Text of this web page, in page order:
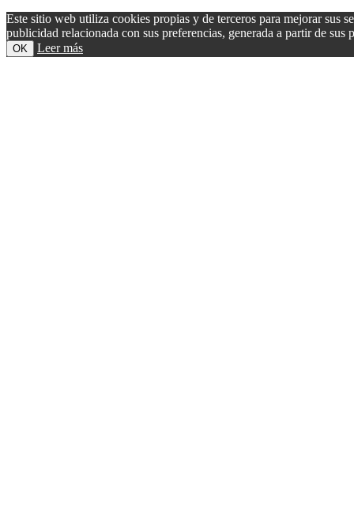
Este sitio web utiliza cookies propias y de terceros para mejorar sus
publicidad relacionada con sus preferencias, generada a partir de
OK Leer más